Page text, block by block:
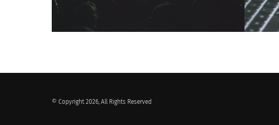
© Copyright 2026, All Rights Reserved